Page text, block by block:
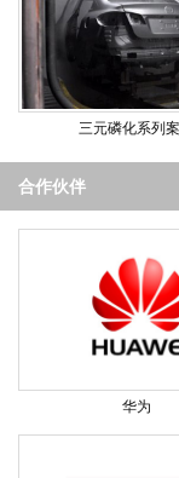
三元磷化系列
合作伙伴
华为